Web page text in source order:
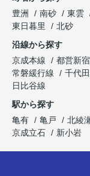
豊洲
南砂 東雲
東日暮里
北砂
沿線から探す
京成本線
都営新
常磐緩行線
千代
日比谷線
駅から探す
亀有
亀戸 北綾
京成立石
新小岩